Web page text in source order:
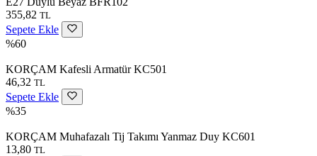
355,82 TL
Sepete Ekle
%60
KORÇAM Kafesli Armatür KC501
46,32 TL
Sepete Ekle
%35
KORÇAM Muhafazalı Tij Takımı Yanmaz Duy KC601
13,80 TL